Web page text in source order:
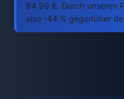
84,99 €. Durch unseren
also -44 % gegenüber